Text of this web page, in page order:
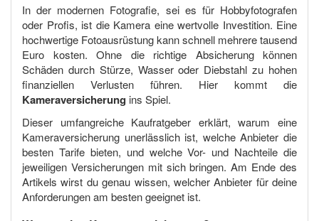
In der modernen Fotografie, sei es für Hobbyfotografen
oder Profis, ist die Kamera eine wertvolle Investition. Eine
hochwertige Fotoausrüstung kann schnell mehrere tausend
Euro kosten. Ohne die richtige Absicherung können
Schäden durch Stürze, Wasser oder Diebstahl zu hohen
finanziellen Verlusten führen. Hier kommt die
Kameraversicherung ins Spiel.
Dieser umfangreiche Kaufratgeber erklärt, warum eine
Kameraversicherung unerlässlich ist, welche Anbieter die
besten Tarife bieten, und welche Vor- und Nachteile die
jeweiligen Versicherungen mit sich bringen. Am Ende des
Artikels wirst du genau wissen, welcher Anbieter für deine
Anforderungen am besten geeignet ist.